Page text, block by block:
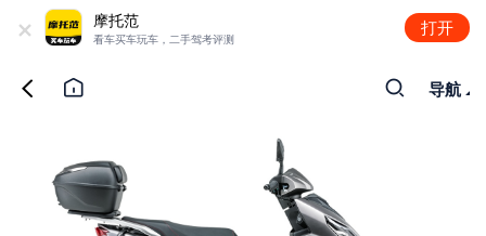
+ 摩托范
看车买车玩车，二手驾考评测
打开
导航